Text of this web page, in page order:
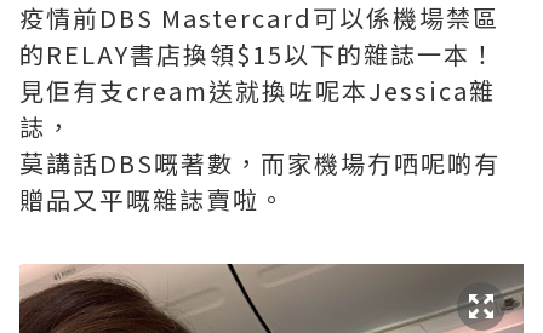
疫情前DBS Mastercard可以係機場禁區
的RELAY書店換領$15以下的雜誌一本！
見佢有支cream送就換咗呢本Jessica雜
誌，
莫講話DBS嘅著數，而家機場冇哂呢啲有
贈品又平嘅雜誌賣啦。